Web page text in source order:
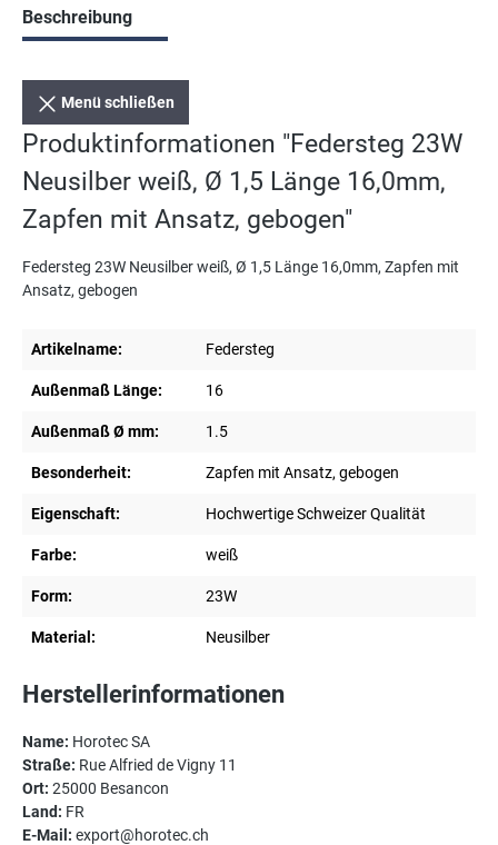
Beschreibung
Menü schließen
Produktinformationen "Federsteg 23W
Neusilber weiß, Ø 1,5 Länge 16,0mm,
Zapfen mit Ansatz, gebogen"
Federsteg 23W Neusilber weiß, Ø 1,5 Länge 16,0mm, Zapfen mit
Ansatz, gebogen
Artikelname: Federsteg
Außenmaß Länge: 16
Außenmaß Ø mm: 1.5
Besonderheit: Zapfen mit Ansatz, gebogen
Eigenschaft: Hochwertige Schweizer Qualität
Farbe: weiß
Form: 23W
Material: Neusilber
Herstellerinformationen
Name: Horotec SA
Straße: Rue Alfried de Vigny 11
Ort: 25000 Besancon
Land: FR
E-Mail: export@horotec.ch